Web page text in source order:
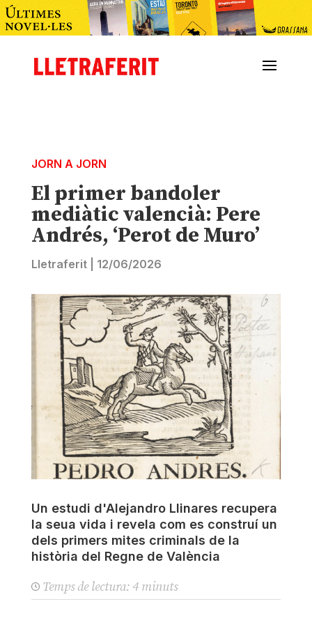
JORN A JORN
El primer bandoler
mediàtic valencià: Pere
Andrés, ‘Perot de Muro’
Lletraferit| 12/06/2026
Un estudi d'Alejandro Llinares recupera
la seua vida i revela com es construí un
dels primers mites criminals de la
història del Regne de València
Temps de lectura: 4 minuts